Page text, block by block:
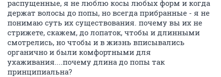
распущенные, я не люблю косы любых форм и когда
держат волосы до попы, но всегда прибранные - я не
понимаю суть их существования. почему вы их не
стрижете, скажем, до лопаток, чтобы и длинными
смотрелись, но чтобы и в жизнь вписывались
органично и были комфортными для
ухаживания....почему длина до попы так
принципиальна?